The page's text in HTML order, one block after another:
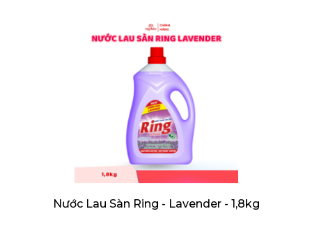
Nước Lau Sàn Ring - Lavender - 1,8kg